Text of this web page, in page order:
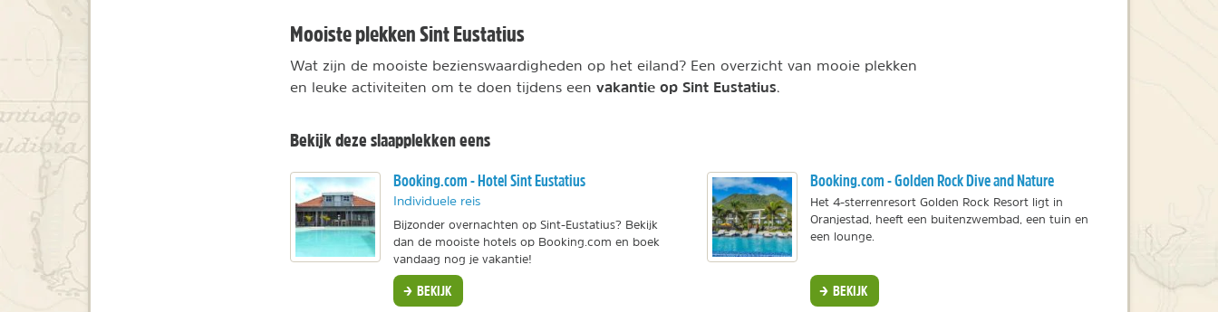
Mooiste plekken Sint Eustatius
Wat zijn de mooiste bezienswaardigheden op het eiland? Een overzicht van mooie plekken
en leuke activiteiten om te doen tijdens een vakantie op Sint Eustatius.
Bekijk deze slaapplekken eens
Booking.com - Hotel Sint Eustatius
Individuele reis
Bijzonder overnachten op Sint-Eustatius? Bekijk
dan de mooiste hotels op Booking.com en boek
vandaag nog je vakantie!
BEKIJK
Booking.com - Golden Rock Dive and Nature
Het 4-sterrenresort Golden Rock Resort ligt in
Oranjestad, heeft een buitenzwembad, een tuin en
een lounge.
BEKIJK